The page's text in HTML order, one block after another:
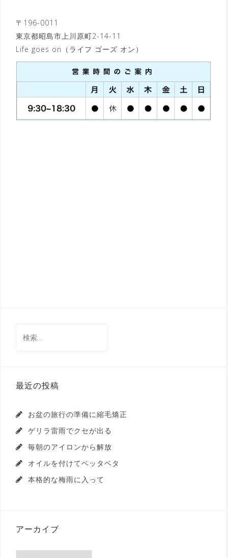
〒196-0011
東京都昭島市上川原町2-14-11
Life goes on（ライフ ゴーズ オン）
索:
最近の投稿
お盆の旅行の準備に縮毛矯正
ゲリラ雷雨でクセが出る
毎朝のアイロンから解放
オイルを付けてベッタベタ
本格的な梅雨に入って
アーカイブ